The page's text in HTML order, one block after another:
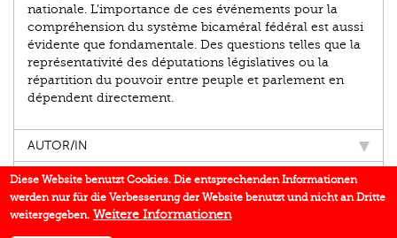
nationale. L’importance de ces événements pour la
compréhension du système bicaméral fédéral est aussi
évidente que fondamentale. Des questions telles que la
représentativité des députations législatives ou la
répartition du pouvoir entre peuple et parlement en
dépendent directement.
AUTOR/IN
EINBLICK
BUCHREIHE
Diese Website benutzt Cookies. Die entsprechenden Informationen
werden nur für die Verbesserung der Website benutzt und nicht an Dritte
weitergegeben. Weitere Informationen